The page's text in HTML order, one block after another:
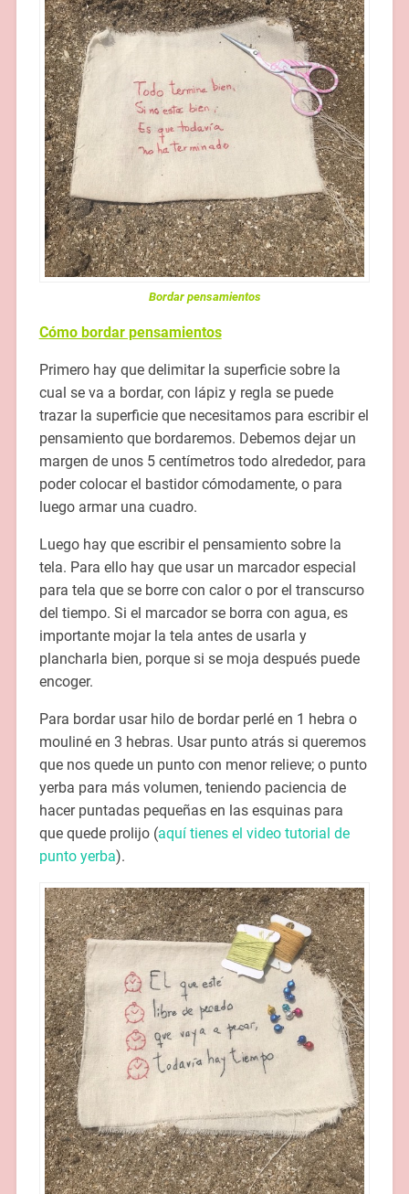
Bordar pensamientos
Cómo bordar pensamientos
Primero hay que delimitar la superficie sobre la
cual se va a bordar, con lápiz y regla se puede
trazar la superficie que necesitamos para escribir el
pensamiento que bordaremos. Debemos dejar un
margen de unos 5 centímetros todo alrededor, para
poder colocar el bastidor cómodamente, o para
luego armar una cuadro.
Luego hay que escribir el pensamiento sobre la
tela. Para ello hay que usar un marcador especial
para tela que se borre con calor o por el transcurso
del tiempo. Si el marcador se borra con agua, es
importante mojar la tela antes de usarla y
plancharla bien, porque si se moja después puede
encoger.
Para bordar usar hilo de bordar perlé en 1 hebra o
mouliné en 3 hebras. Usar punto atrás si queremos
que nos quede un punto con menor relieve; o punto
yerba para más volumen, teniendo paciencia de
hacer puntadas pequeñas en las esquinas para
que quede prolijo (aquí tienes el video tutorial de
punto yerba).